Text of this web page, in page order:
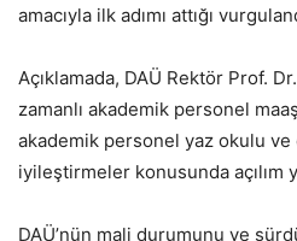
amacıyla ilk adımı attığı
Açıklamada, DAÜ Rektör Prof.
zamanlı akademik personel
akademik personel yaz okulu
iyileştirmeler konusunda açılım
DAÜ’nün mali durumunu ve